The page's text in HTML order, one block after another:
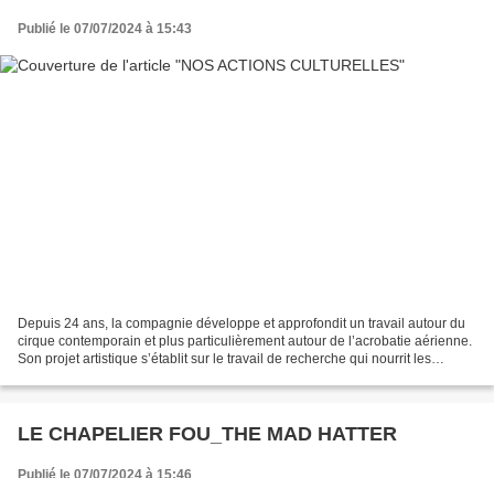
Publié le 07/07/2024 à 15:43
Depuis 24 ans, la compagnie développe et approfondit un travail autour du
cirque contemporain et plus particulièrement autour de l’acrobatie aérienne.
Son projet artistique s’établit sur le travail de recherche qui nourrit les
LE CHAPELIER FOU_THE MAD HATTER
Publié le 07/07/2024 à 15:46